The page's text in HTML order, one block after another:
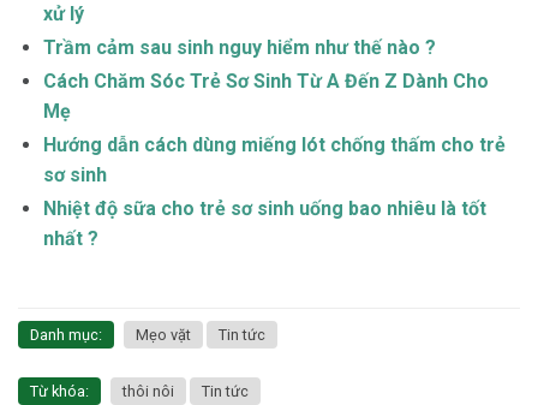
xử lý
Trầm cảm sau sinh nguy hiểm như thế nào ?
Cách Chăm Sóc Trẻ Sơ Sinh Từ A Đến Z Dành Cho
Mẹ
Hướng dẫn cách dùng miếng lót chống thấm cho trẻ
sơ sinh
Nhiệt độ sữa cho trẻ sơ sinh uống bao nhiêu là tốt
nhất ?
Danh mục: Mẹo vặt Tin tức
Từ khóa: thôi nôi Tin tức